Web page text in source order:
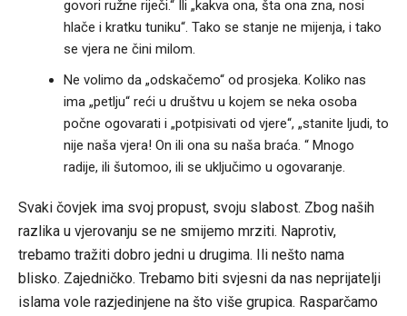
govori ružne riječi.“ Ili „kakva ona, šta ona zna, nosi
hlače i kratku tuniku“. Tako se stanje ne mijenja, i tako
se vjera ne čini milom.
Ne volimo da „odskačemo“ od prosjeka. Koliko nas
ima „petlju“ reći u društvu u kojem se neka osoba
počne ogovarati i „potpisivati od vjere“, „stanite ljudi, to
nije naša vjera! On ili ona su naša braća. “ Mnogo
radije, ili šutomoo, ili se uključimo u ogovaranje.
Svaki čovjek ima svoj propust, svoju slabost. Zbog naših
razlika u vjerovanju se ne smijemo mrziti. Naprotiv,
trebamo tražiti dobro jedni u drugima. Ili nešto nama
blisko. Zajedničko. Trebamo biti svjesni da nas neprijatelji
islama vole razjedinjene na što više grupica. Rasparčamo